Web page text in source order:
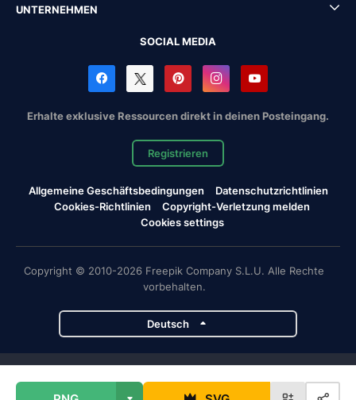
UNTERNEHMEN
SOCIAL MEDIA
Erhalte exklusive Ressourcen direkt in deinen Posteingang.
Registrieren
Allgemeine Geschäftsbedingungen
Datenschutzrichtlinien
Cookies-Richtlinien
Copyright-Verletzung melden
Cookies settings
Copyright © 2010-2026 Freepik Company S.L.U. Alle Rechte
vorbehalten.
Deutsch